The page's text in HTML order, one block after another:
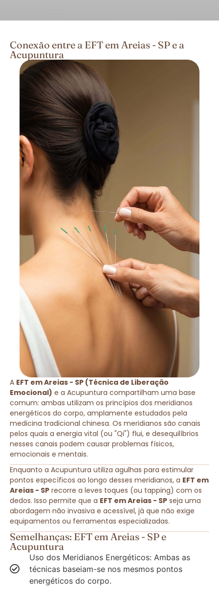
Conexão entre a EFT em Areias - SP e a
Acupuntura
A EFT em Areias - SP (Técnica de Liberação
Emocional) e a Acupuntura compartilham uma base
comum: ambas utilizam os princípios dos meridianos
energéticos do corpo, amplamente estudados pela
medicina tradicional chinesa. Os meridianos são canais
pelos quais a energia vital (ou "Qi") flui, e desequilíbrios
nesses canais podem causar problemas físicos,
emocionais e mentais.
Enquanto a Acupuntura utiliza agulhas para estimular
pontos específicos ao longo desses meridianos, a EFT em
Areias - SP recorre a leves toques (ou tapping) com os
dedos. Isso permite que a EFT em Areias - SP seja uma
abordagem não invasiva e acessível, já que não exige
equipamentos ou ferramentas especializadas.
Semelhanças: EFT em Areias - SP e
Acupuntura
Uso dos Meridianos Energéticos: Ambas as
técnicas baseiam-se nos mesmos pontos
energéticos do corpo.